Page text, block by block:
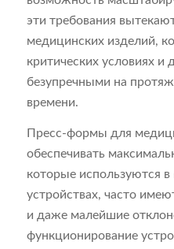
эти требования
медицинских изделий,
критических условиях
безупречными на
времени.
Пресс-формы для
обеспечивать
которые используются
устройствах, часто
и даже малейшие
функционирование